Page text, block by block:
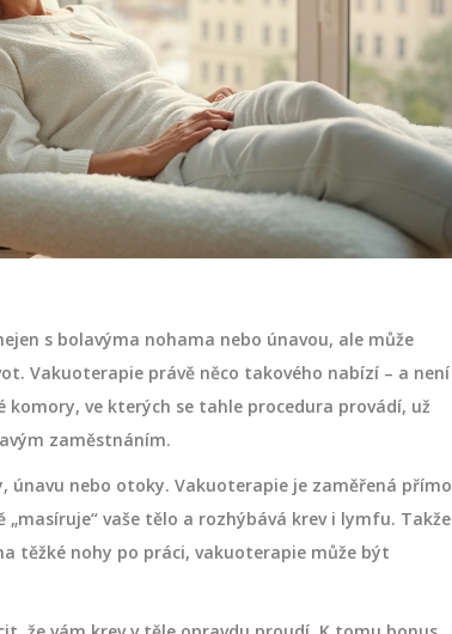
s bolavýma nohama nebo únavou, ale může
Vakuoterapie právě něco takového nabízí – a není
ve kterých se tahle procedura provádí, už
zaměstnáním.
únavu nebo otoky. Vakuoterapie je zaměřená přímo
vaše tělo a rozhýbává krev i lymfu. Takže
těžké nohy po práci, vakuoterapie může být